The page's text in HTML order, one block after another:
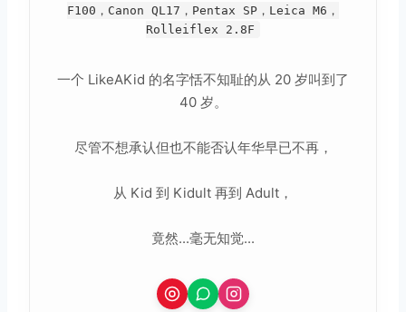
F100，Canon QL17，Pentax SP，Leica M6，
Rolleiflex 2.8F
一个 LikeAKid 的名字恬不知耻的从 20 岁叫到了
40 岁。
尽管不想承认但也不能否认年华早已不再，
从 Kid 到 Kidult 再到 Adult，
竟然...毫无知觉...